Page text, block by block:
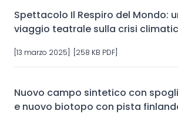
Spettacolo Il Respiro del Mondo:
viaggio teatrale sulla crisi
[13 marzo 2025] [258 KB PDF]
Nuovo campo sintetico con
e nuovo biotopo con pista